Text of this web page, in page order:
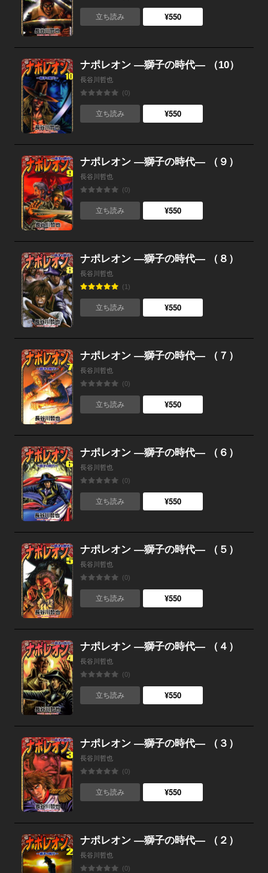
立ち読み ¥550
ナポレオン ―獅子の時代― （10）
長谷川哲也
(0)
立ち読み ¥550
ナポレオン ―獅子の時代― （９）
長谷川哲也
(0)
立ち読み ¥550
ナポレオン ―獅子の時代― （８）
長谷川哲也
(1)
立ち読み ¥550
ナポレオン ―獅子の時代― （７）
長谷川哲也
(0)
立ち読み ¥550
ナポレオン ―獅子の時代― （６）
長谷川哲也
(0)
立ち読み ¥550
ナポレオン ―獅子の時代― （５）
長谷川哲也
(0)
立ち読み ¥550
ナポレオン ―獅子の時代― （４）
長谷川哲也
(0)
立ち読み ¥550
ナポレオン ―獅子の時代― （３）
長谷川哲也
(0)
立ち読み ¥550
ナポレオン ―獅子の時代― （２）
長谷川哲也
(0)